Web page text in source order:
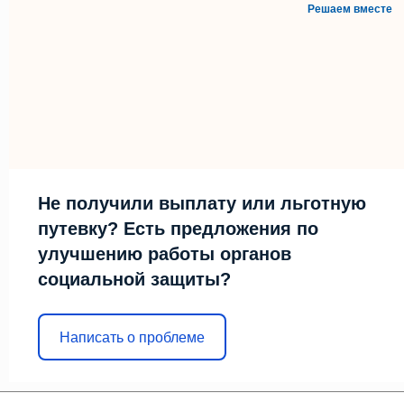
Решаем вместе
Не получили выплату или льготную
путевку? Есть предложения по
улучшению работы органов
социальной защиты?
Написать о проблеме